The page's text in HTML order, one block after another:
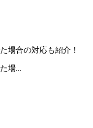
場合の対応も紹介！
場...